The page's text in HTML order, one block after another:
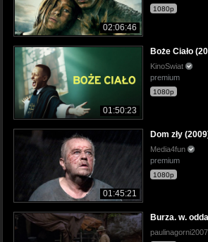
02:06:46
1080p
01:50:23
Boże Ciało
KinoSwiat
premium
1080p
01:45:21
Dom zły
Media4fun
premium
1080p
Burza. w.
paulinagorni2007